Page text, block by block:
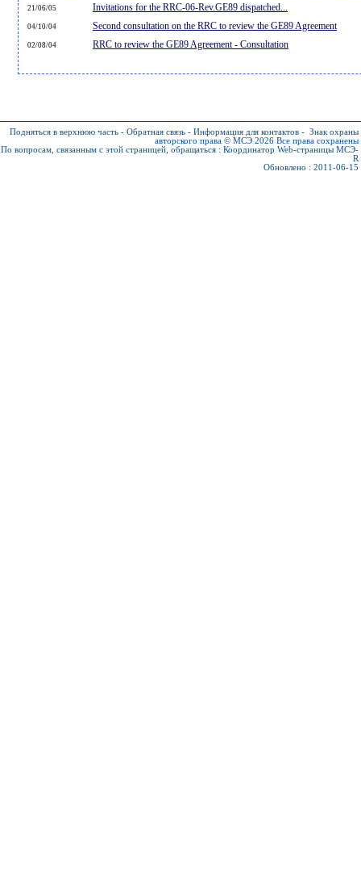
21/06/05 Invitations for the RRC-06-Rev.GE89 dispatched...
04/10/04 Second consultation on the RRC to review the GE89 Agreement
02/08/04 RRC to review the GE89 Agreement - Consultation
Подняться в верхнюю часть - Обратная связь - Информация для контактов - Знак охраны
авторского права © МСЭ 2026 Все права сохранены
По вопросам, связанным с этой страницей, обращаться : Координатор Web-страницы МСЭ-
R
Обновлено : 2011-06-15